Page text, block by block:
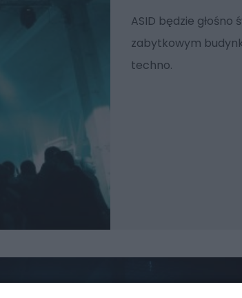
ASID będzie
zabytkowym
techno.